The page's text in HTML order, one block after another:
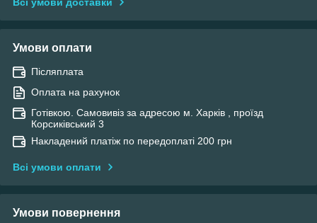
Умови оплати
Післяплата
Оплата на рахунок
Готівкою. Самовивіз за адресою м. Харків , проїзд
Корсиківський 3
Накладений платіж по передоплаті 200 грн
Всі умови оплати
Умови повернення